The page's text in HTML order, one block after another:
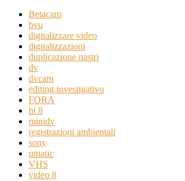
Betacam
bvu
digitalizzare video
digitalizzazioni
duplicazione nastri
dv
dvcam
editing investigativo
FORA
hi 8
minidv
registrazioni ambientali
sony
umatic
VHS
video 8